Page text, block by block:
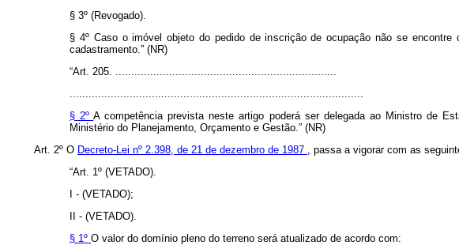
§ 3º (Revogado).
§ 4º Caso o imóvel objeto do pedido de inscrição de ocupação não se
cadastramento.” (NR)
“Art. 205. ......................................................................
.............................................................................................
§ 2ºA competência prevista neste artigo poderá ser delegada ao Ministro de
Ministério do Planejamento, Orçamento e Gestão.” (NR)
Art. 2º O Decreto-Lei nº 2.398, de 21 de dezembro de 1987 , passa a vigorar com as
“Art. 1º (VETADO).
I - (VETADO);
II - (VETADO).
§ 1º O valor do domínio pleno do terreno será atualizado de acordo com: